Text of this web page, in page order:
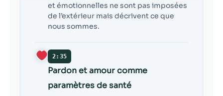
et émotionnelles ne sont pas imposées
de l’extérieur mais décrivent ce que
nous sommes.
2:35
Pardon et amour comme
paramètres de santé